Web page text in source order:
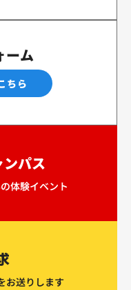
ーム
ちら
パス
体験イベント
お送りします